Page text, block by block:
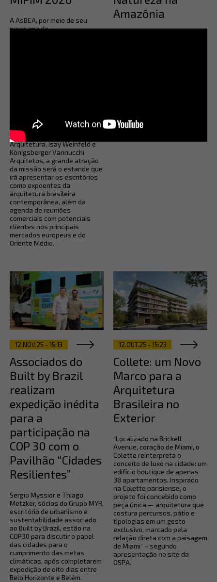
A AsBEA, por meio de seu
programa de
Arquitetos, ARCHITECTS
OFFICE, aflalo/gasperini
arquitetos, Bernardes
Arquitetura, Isay Weinfeld e
Königsberger Vannucchi
Arquitetos, a grande atração
da missão será o estande que
irá apresentar os escritórios
como expoentes da
arquitetura brasileira
contemporânea, além da
agenda de reuniões
comerciais com potenciais
clientes nos principais
mercados europeus e do
Oriente Médio.
Amazônia
12.NOV.25 - 15:13
Associados do
Built by Brazil
realizam
expedição inédita
para a
participação na
COP 30 com o
Pavilhão “Cidades
Resilientes”
Sergio Myssior e Thiago
Metzker, sócios do Grupo MYR,
escritório de urbanismo e
sustentabilidade associado
ao Built by Brazil, estão na
COP30 para discutir o papel
das cidades para o
cumprimento das metas
climáticas, após completarem
expedição de oito dias entre
Belo Horizonte e Belém.
12.OUT.25 - 15:23
Collete: um Novo
Marco para a
Arquitetura
Brasileira no
Exterior
“Localizado na Brickell
Avenue, coração de Miami, o
Colette reinterpreta o
conceito de luxo na cidade: um
edifício boutique de apenas
38 apartamentos. Inspirado
na Colette parisiense, o
projeto foi concebido como
peça única — arquitetura que
costura percursos, pátio e
tipologias em um gesto
exclusivo, marcado pela
relação direta com a paisagem
de Miami” – segundo
apresentação no site da
OSPA.